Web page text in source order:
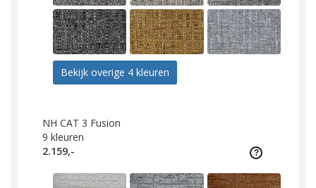
Bekijk overige 4 kleuren
NH CAT 3 Fusion
9 kleuren
2.159,-